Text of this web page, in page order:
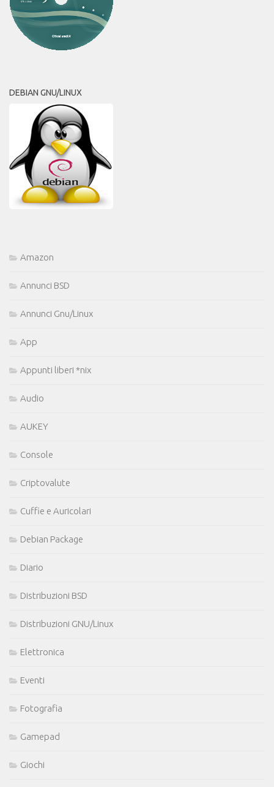
DEBIAN GNU/LINUX
Amazon
Annunci BSD
Annunci Gnu/Linux
App
Appunti liberi *nix
Audio
AUKEY
Console
Criptovalute
Cuffie e Auricolari
Debian Package
Diario
Distribuzioni BSD
Distribuzioni GNU/Linux
Elettronica
Eventi
Fotografia
Gamepad
Giochi